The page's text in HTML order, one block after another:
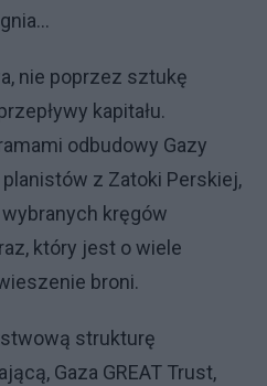
nie poprzez sztukę
kapitału.
odbudowy Gazy
z Zatoki Perskiej,
kręgów
który jest o wiele
broni.
strukturę
Gaza GREAT Trust,